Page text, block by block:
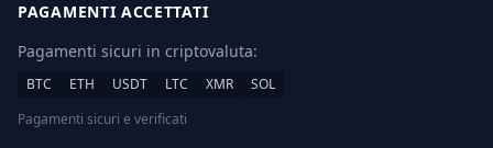
PAGAMENTI ACCETTATI
Pagamenti sicuri in criptovaluta:
BTC ETH USDT LTC XMR
SOL
Pagamenti sicuri e verificati